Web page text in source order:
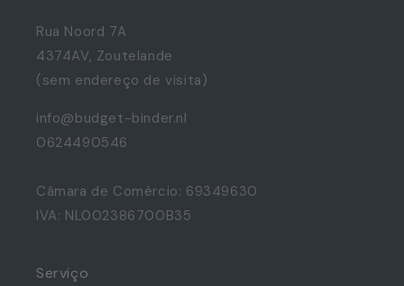
Rua Noord 7A
4374AV, Zoutelande
(sem endereço de visita)
info@budget-binder.nl
0624490546
Câmara de Comércio: 69349630
IVA: NL002386700B35
Serviço